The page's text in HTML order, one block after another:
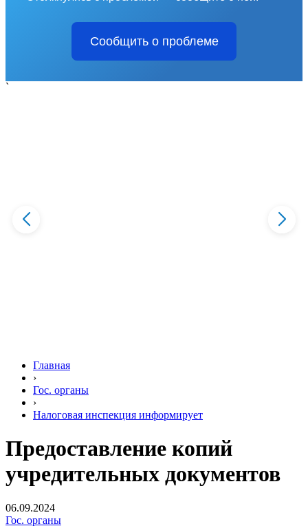
Сообщить о проблеме
`
Главная
›
Гос. органы
›
Налоговая инспекция информирует
Предоставление копий
учредительных документов
06.09.2024
Гос. органы